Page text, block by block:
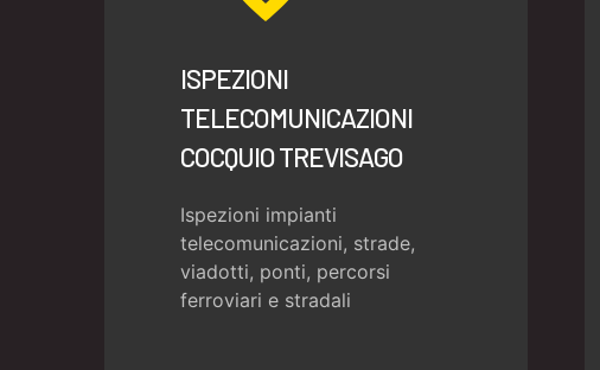
ISPEZIONI
TELECOMUNICAZIONI
COCQUIO TREVISAGO
Ispezioni impianti
telecomunicazioni, strade,
viadotti, ponti, percorsi
ferroviari e stradali